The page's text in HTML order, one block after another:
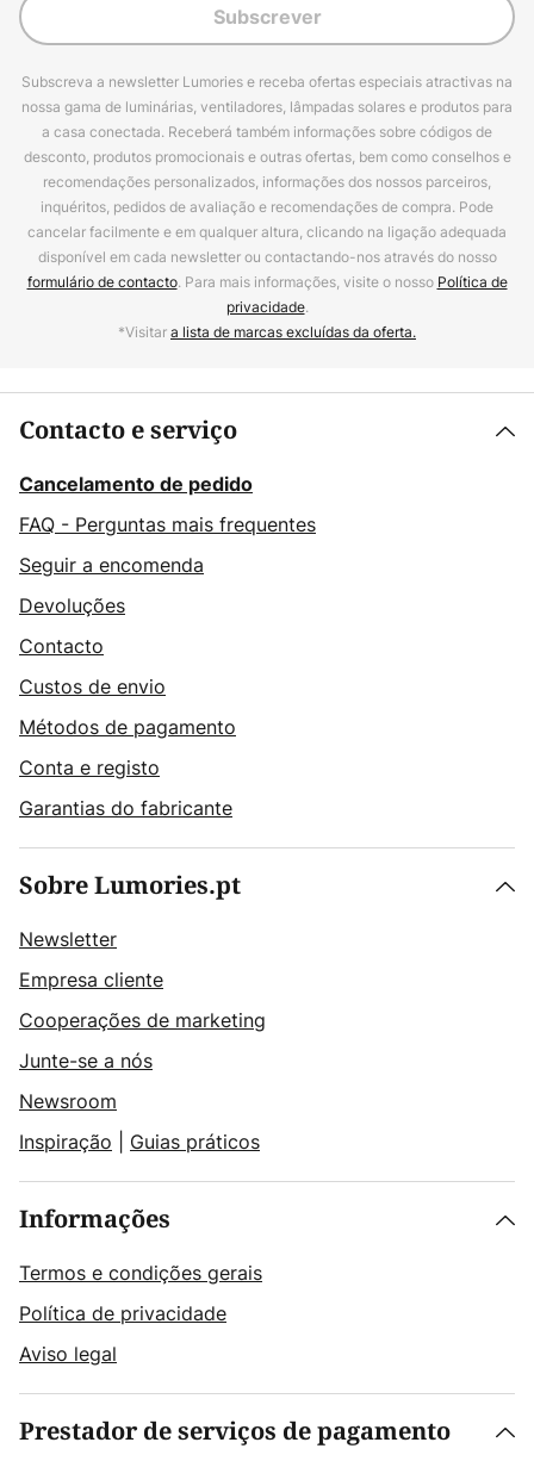
Subscrever
Subscreva a newsletter Lumories e receba ofertas especiais atractivas na
nossa gama de luminárias, ventiladores, lâmpadas solares e produtos para
a casa conectada. Receberá também informações sobre códigos de
desconto, produtos promocionais e outras ofertas, bem como conselhos e
recomendações personalizados, informações dos nossos parceiros,
inquéritos, pedidos de avaliação e recomendações de compra. Pode
cancelar facilmente e em qualquer altura, clicando na ligação adequada
disponível em cada newsletter ou contactando-nos através do nosso
formulário de contacto. Para mais informações, visite o nosso Política de
privacidade.
*Visitara lista de marcas excluídas da oferta.
Contacto e serviço
Cancelamento de pedido
FAQ - Perguntas mais frequentes
Seguir a encomenda
Devoluções
Contacto
Custos de envio
Métodos de pagamento
Conta e registo
Garantias do fabricante
Sobre Lumories.pt
Newsletter
Empresa cliente
Cooperações de marketing
Junte-se a nós
Newsroom
Inspiração
Guias práticos
Informações
Termos e condições gerais
Política de privacidade
Aviso legal
Prestador de serviços de pagamento